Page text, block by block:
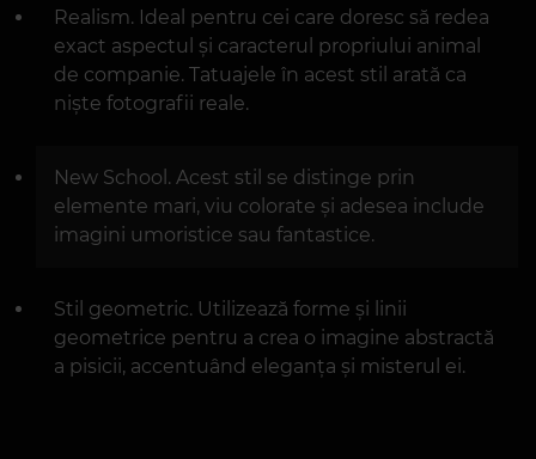
Realism. Ideal pentru cei care doresc să redea
exact aspectul și caracterul propriului animal
de companie. Tatuajele în acest stil arată ca
niște fotografii reale.
New School. Acest stil se distinge prin
elemente mari, viu colorate și adesea include
imagini umoristice sau fantastice.
Stil geometric. Utilizează forme și linii
geometrice pentru a crea o imagine abstractă
a pisicii, accentuând eleganța și misterul ei.